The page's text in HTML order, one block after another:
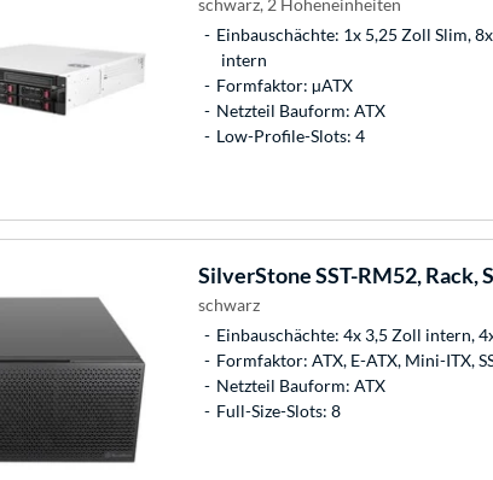
Einbauschächte: 1x 5,25 Zoll Slim,
intern
Formfaktor: µATX
Netzteil Bauform: ATX
Low-Profile-Slots: 4
SilverStoneSST-RM52, Rack,
schwarz
Einbauschächte: 4x 3,5 Zoll intern,
Formfaktor: ATX, E-ATX, Mini-ITX,
Netzteil Bauform: ATX
Full-Size-Slots: 8